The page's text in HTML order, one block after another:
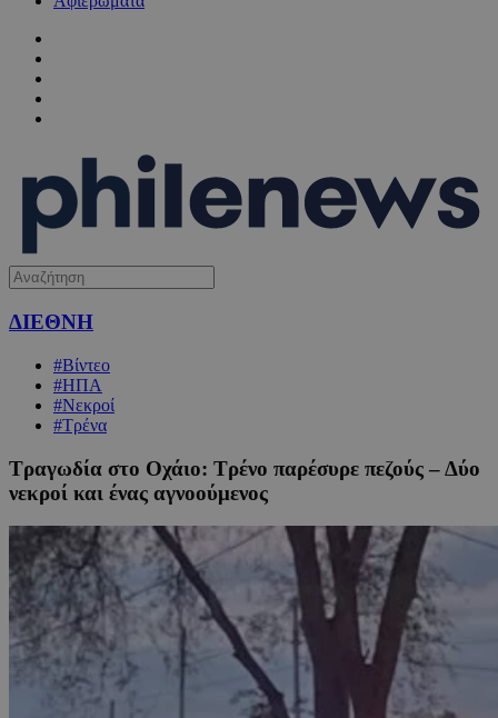
ΔΙΕΘΝΗ
#Βίντεο
#ΗΠΑ
#Νεκροί
#Τρένα
Τραγωδία στο Οχάιο: Τρένο παρέσυρε πεζούς – Δύο
νεκροί και ένας αγνοούμενος